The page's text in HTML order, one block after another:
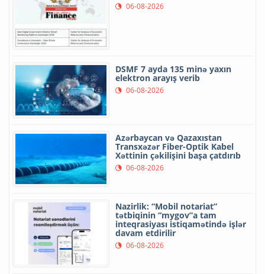
06-08-2026
DSMF 7 ayda 135 minə yaxın
elektron arayış verib
06-08-2026
Azərbaycan və Qazaxıstan
Transxəzər Fiber-Optik Kabel
Xəttinin çəkilişini başa çatdırıb
06-08-2026
Nazirlik: “Mobil notariat”
tətbiqinin “mygov”a tam
inteqrasiyası istiqamətində işlər
davam etdirilir
06-08-2026